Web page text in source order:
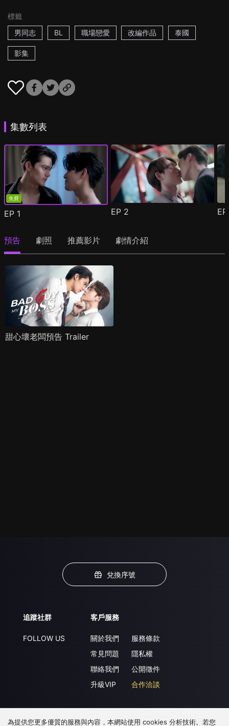
標籤
男同志
BL 職場戀愛 改編作品 泰國
影集
集數列表
免費
EP 1 EP 2
預告 劇照 推薦影片 劇情介紹
甜心壞老闆預告 Trailer
兌換序號
追蹤社群
FOLLOW US
客戶服務
關於我們
常見問題
聯絡我們
升級VIP
服務條款
隱私權
公開徵件
合作洽談
下載 APP
為提供您更多優質的服務與內容，本網站使用 cookies 分析技術。若您